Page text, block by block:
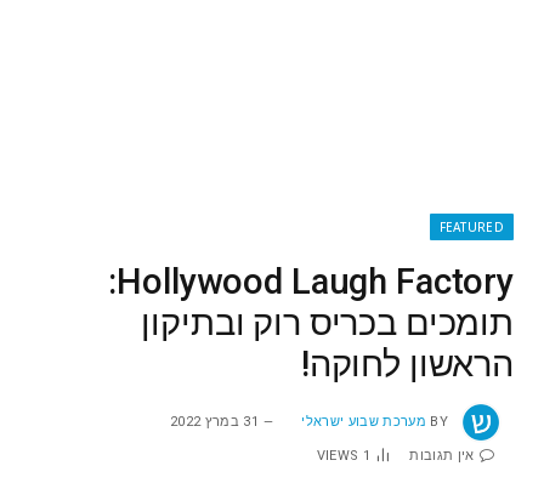
FEATURED
Hollywood Laugh Factory:
תומכים בכריס רוק ובתיקון
הראשון לחוקה!
BY מערכת שבוע ישראלי 31 במרץ 2022
אין תגובות 1
VIEWS